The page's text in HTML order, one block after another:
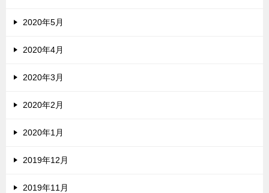
2020年5月
2020年4月
2020年3月
2020年2月
2020年1月
2019年12月
2019年11月